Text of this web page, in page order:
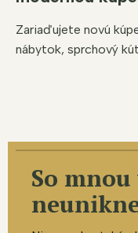
Zariaďujete novú
nábytok, sprchový
So